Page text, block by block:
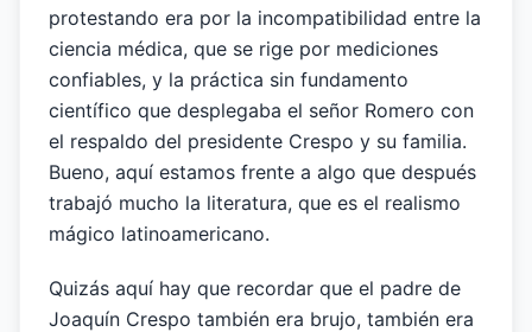
protestando era por la incompatibilidad entre la
ciencia médica, que se rige por mediciones
confiables, y la práctica sin fundamento
científico que desplegaba el señor Romero con
el respaldo del presidente Crespo y su familia.
Bueno, aquí estamos frente a algo que después
trabajó mucho la literatura, que es el realismo
mágico latinoamericano.
Quizás aquí hay que recordar que el padre de
Joaquín Crespo también era brujo, también era